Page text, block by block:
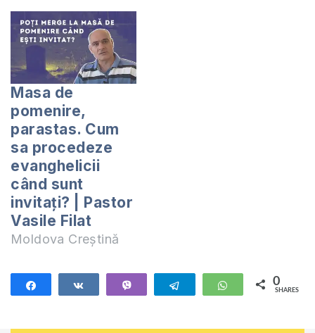
Masa de
pomenire,
parastas. Cum
sa procedeze
evanghelicii
când sunt
invitați? | Pastor
Vasile Filat
Moldova Creștină
Telegram WhatsApp
0
SHARES